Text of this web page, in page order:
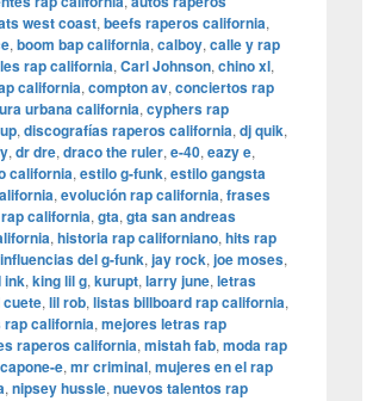
west coast, beefs raperos california,
, boom bap california, calboy, calle y rap
rap california, Carl Johnson, chino xl,
california, compton av, conciertos rap
urbana california, cyphers rap
, discografías raperos california, dj quik,
, dr dre, draco the ruler, e-40, eazy e,
california, estilo g-funk, estilo gangsta
, evolución rap california, frases
california, gta, gta san andreas
, historia rap californiano, hits rap
influencias del g-funk, jay rock, joe moses,
ink, king lil g, kurupt, larry june, letras
cuete, lil rob, listas billboard rap california,
california, mejores letras rap
raperos california, mistah fab, moda rap
e, mr criminal, mujeres en el rap
, nipsey hussle, nuevos talentos rap